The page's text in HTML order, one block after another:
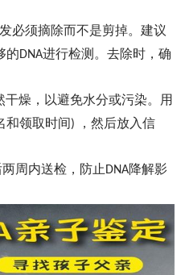
必须摘除而不是剪掉。建议
的DNA进行检测。去除时，确
干燥，以避免水分或污染。用
和领取时间)
，然后放入信
周内送检，防止 DNA降解影